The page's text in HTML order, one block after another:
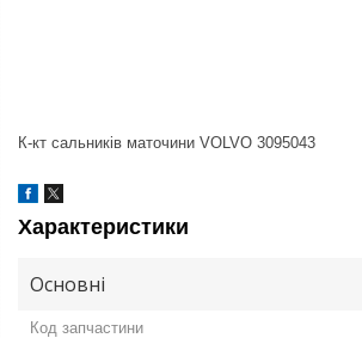
К-кт сальників маточини VOLVO 3095043
Характеристики
Основні
Код запчастини